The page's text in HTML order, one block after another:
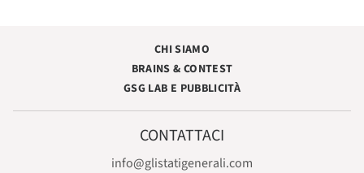
CHI SIAMO
BRAINS & CONTEST
GSG LAB E PUBBLICITÀ
CONTATTACI
info@glistatigenerali.com